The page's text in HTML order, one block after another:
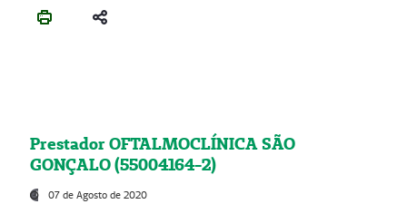
Prestador OFTALMOCLÍNICA SÃO
GONÇALO (55004164-2)
07 de Agosto de 2020